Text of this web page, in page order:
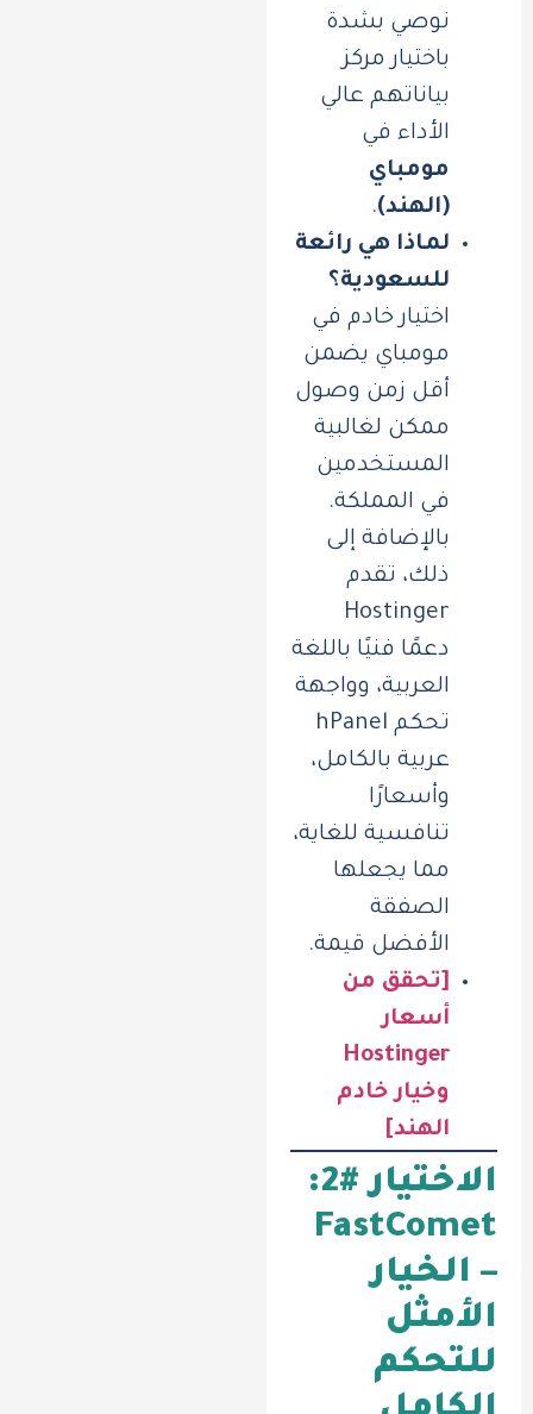
نوصي بشدة
باختيار مركز
بياناتهم عالي
الأداء في
مومباي
(الهند).
لماذا هي رائعة
للسعودية؟
اختيار خادم في
مومباي يضمن
أقل زمن وصول
ممكن لغالبية
المستخدمين
في المملكة.
بالإضافة إلى
ذلك، تقدم
Hostinger
دعمًا فنيًا باللغة
العربية، وواجهة
تحكم hPanel
عربية بالكامل،
وأسعارًا
تنافسية للغاية،
مما يجعلها
الصفقة
الأفضل قيمة.
[تحقق من
أسعار
Hostinger
وخيار خادم
الهند]
الاختيار #2:
FastComet
– الخيار
الأمثل
للتحكم